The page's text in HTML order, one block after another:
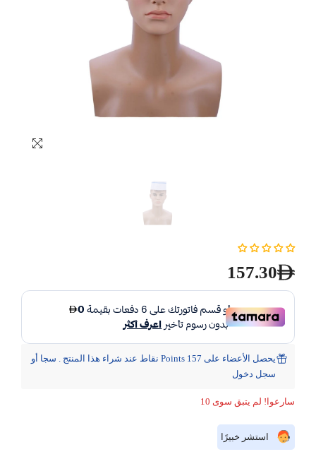
157.30
يحصل الأعضاء على 157 Points نقاط عند شراء هذا المنتج . سجا أو
سجل دخول
سارعوا! لم يتبق سوى 10
استشر خبيرًا